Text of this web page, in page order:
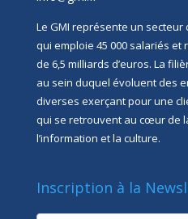
Le GMI représente un
qui emploie 45 000 salariés et
de 6,5 milliards d’euros. La
au sein duquel évoluent des
diverses exerçant pour une
qui se retrouvent au cœur de
l’information et la culture.
Inscription à la
newsletter